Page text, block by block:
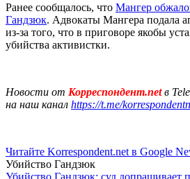
Ранее сообщалось, что Мангер
Гандзюк. Адвокаты Мангера подала
из-за того, что в приговоре якобы
убийства активистки.
Новости от Корреспондент.netв
на наш канал https://t.me/
Читайте Korrespondent.net в Google
Убийство Гандзюк
Убийство Гандзюк: суд допрашивает